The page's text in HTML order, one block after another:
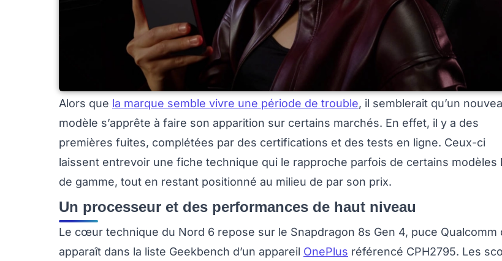
Alors que la marque semble vivre une période de trouble, il semblerait qu’un
modèle s’apprête à faire son apparition sur certains marchés. En effet, il y a des
premières fuites, complétées par des certifications et des tests en ligne. Ceux-ci
laissent entrevoir une fiche technique qui le rapproche parfois de certains modèles
de gamme, tout en restant positionné au milieu de par son prix.
Un processeur et des performances de haut niveau
Le cœur technique du Nord 6 repose sur le Snapdragon 8s Gen 4, puce Qualcomm
apparaît dans la liste Geekbench d’un appareil OnePlus référencé CPH2795. Les